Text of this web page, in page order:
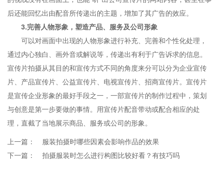
后还能回忆出由配音所传递出的主题，增加了其广告的效应。
3.完善人物形象，塑造产品、服务及公司形象
可以对画面中出现的人物形象进行补充、完善和个性化处理，
通过内心独白、画外音或解说等，传递出有利于广告诉求的信息。
宣传片拍摄从其目的和宣传方式不同的角度来分可以分为企业宣传
片、产品宣传片、公益宣传片、电视宣传片、招商宣传片。宣传片
是宣传企业形象的最好手段之一，一部宣传片的制作过程中，策划
与创意是第一步要做的事情。用宣传片配音带动或配合相应的处
理，直截了当地展示商品、服务或公司的形象。
上一篇：
服装拍摄时哪些因素会影响作品的效果
下一篇：
拍摄服装时怎么进行构图比较好看？有技巧吗